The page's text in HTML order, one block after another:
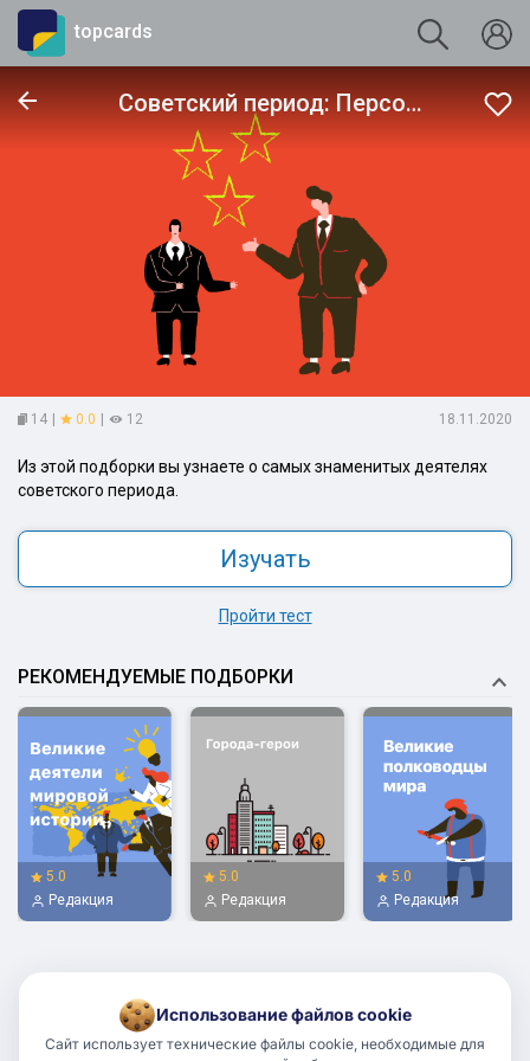
topcards
Советский период: Персоналии
14 0.0 12 18.11.2020
Из этой подборки вы узнаете о самых знаменитых деятелях
советского периода.
Изучать
Пройти тест
РЕКОМЕНДУЕМЫЕ ПОДБОРКИ
5.0
Редакция
5.0
Редакция
5.0
Редакция
Использование файлов cookie
Сайт использует технические файлы cookie, необходимые для